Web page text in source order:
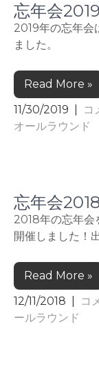
忘年会2019
2019年の忘年会
ました。
Read More »
11/30/2019
コ
オールラウンド
忘年会2018
2018年の忘年会
開催しました！
Read More »
12/11/2018
コ
ールラウンド